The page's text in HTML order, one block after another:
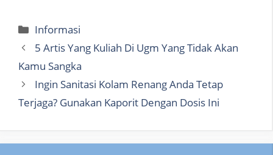
Categories
Informasi
5 Artis Yang Kuliah Di Ugm Yang Tidak Akan
Kamu Sangka
Ingin Sanitasi Kolam Renang Anda Tetap
Terjaga? Gunakan Kaporit Dengan Dosis Ini